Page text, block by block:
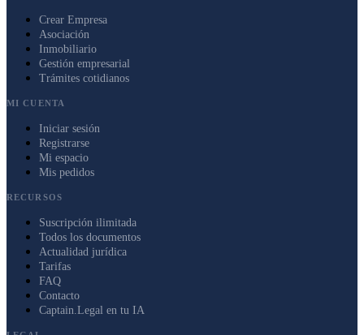
Crear Empresa
Asociación
Inmobiliario
Gestión empresarial
Trámites cotidianos
MI CUENTA
Iniciar sesión
Registrarse
Mi espacio
Mis pedidos
RECURSOS
Suscripción ilimitada
Todos los documentos
Actualidad jurídica
Tarifas
FAQ
Contacto
Captain.Legal en tu IA